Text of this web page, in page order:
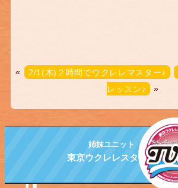
« 2/1(木)２時間でウクレレマスター♪
レッスン♪
»
姉妹ユニット
東京ウクレレスターズ